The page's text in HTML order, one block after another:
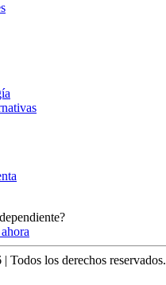
| Todos los derechos reservados.